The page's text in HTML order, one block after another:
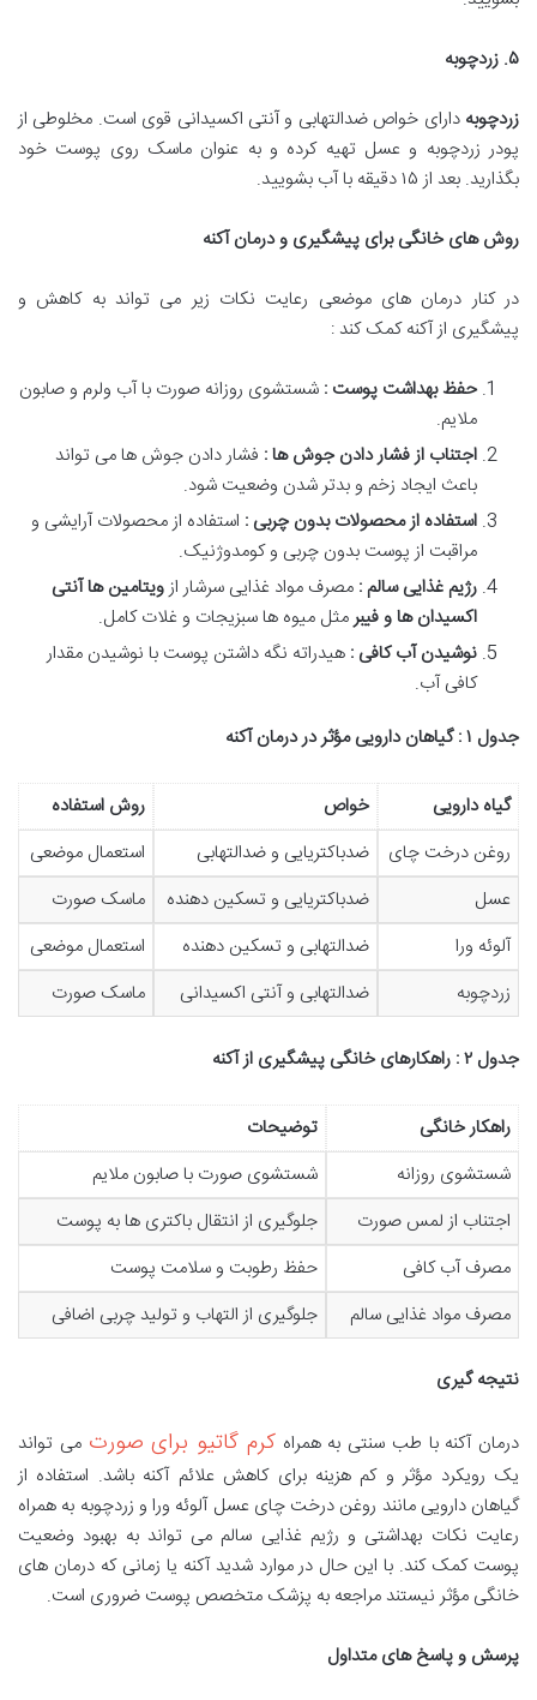
۵. زردچوبه
زردچوبه دارای خواص ضدالتهابی و آنتی اکسیدانی قوی است. مخلوطی از
پودر زردچوبه و عسل تهیه کرده و به عنوان ماسک روی پوست خود
بگذارید. بعد از ۱۵ دقیقه با آب بشویید.
روش های خانگی برای پیشگیری و درمان آکنه
در کنار درمان های موضعی رعایت نکات زیر می تواند به کاهش و
پیشگیری از آکنه کمک کند :
حفظ بهداشت پوست : شستشوی روزانه صورت با آب ولرم و صابون
ملایم.
اجتناب از فشار دادن جوش ها : فشار دادن جوش ها می تواند
باعث ایجاد زخم و بدتر شدن وضعیت شود.
استفاده از محصولات بدون چربی : استفاده از محصولات آرایشی و
مراقبت از پوست بدون چربی و کومدوژنیک.
رژیم غذایی سالم : مصرف مواد غذایی سرشار ازویتامین ها آنتی
اکسیدان ها و فیبرمثل میوه ها سبزیجات و غلات کامل.
نوشیدن آب کافی : هیدراته نگه داشتن پوست با نوشیدن مقدار
کافی آب.
جدول ۱: گیاهان دارویی مؤثر در درمان آکنه
گیاه دارویی خواص
روش استفاده
روغن درخت چای
ضدباکتریایی و ضدالتهابی
استعمال موضعی
عسل
ضدباکتریایی و تسکین دهنده
ماسک صورت
آلوئه ورا
ضدالتهابی و تسکین دهنده
استعمال موضعی
زردچوبه
ضدالتهابی و آنتی اکسیدانی ماسک صورت
جدول ۲: راهکارهای خانگی پیشگیری از آکنه
راهکار خانگی
توضیحات
شستشوی روزانه
شستشوی صورت با صابون ملایم
اجتناب از لمس صورت
جلوگیری از انتقال باکتری ها به پوست
مصرف آب کافی
حفظ رطوبت و سلامت پوست
مصرف مواد غذایی سالم
جلوگیری از التهاب و تولید چربی اضافی
نتیجه گیری
درمان آکنه با طب سنتی به همراهکرم گاتیو برای صورت می تواند
یک رویکرد مؤثر و کم هزینه برای کاهش علائم آکنه باشد. استفاده از
گیاهان دارویی مانند روغن درخت چای عسل آلوئه ورا و زردچوبه به همراه
رعایت نکات بهداشتی و رژیم غذایی سالم می تواند به بهبود وضعیت
پوست کمک کند. با این حال در موارد شدید آکنه یا زمانی که درمان های
خانگی مؤثر نیستند مراجعه به پزشک متخصص پوست ضروری است.
پرسش و پاسخ های متداول